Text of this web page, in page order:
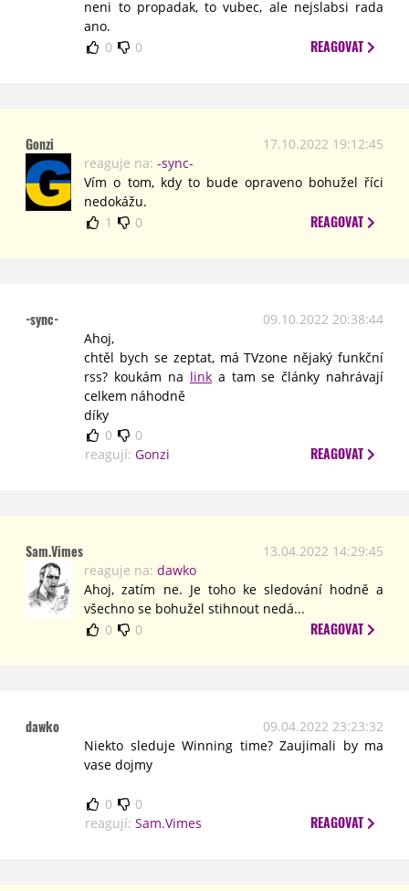
neni to propadak, to vubec, ale nejslabsi rada
ano.
0
0 REAGOVAT
Gonzi
17.10.2022 19:12:45
reaguje na: -sync-
Vím o tom, kdy to bude opraveno bohužel říci
nedokážu.
1
0 REAGOVAT
-sync-
09.10.2022 20:38:44
Ahoj,
chtěl bych se zeptat, má TVzone nějaký funkční
rss? koukám na linka tam se články nahrávají
celkem náhodně
díky
0
0
reagují: Gonzi REAGOVAT
Sam.Vimes
13.04.2022 14:29:45
reaguje na: dawko
Ahoj, zatím ne. Je toho ke sledování hodně a
všechno se bohužel stihnout nedá...
0
0 REAGOVAT
dawko
09.04.2022 23:23:32
Niekto sleduje Winning time? Zaujimali by ma
vase dojmy
0
0
reagují: Sam.Vimes REAGOVAT